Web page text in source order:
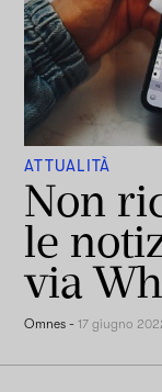
ATTUALITÀ
Non
le
via
Omnes -17 giugno